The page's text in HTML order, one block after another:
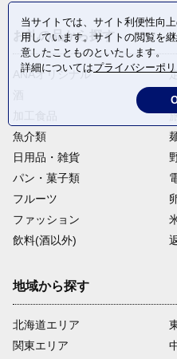
お礼の品から探す
ANAオリジナル
魚介類
日用品・雑貨
パン・菓子類
フルーツ
ファッション
飲料(酒以外)
地域から探す
北海道エリア
関東エリア
当サイトでは、サイト利便性向
用しています。サイトの閲覧を
意したことものといたします。
詳細についてはプライバシーポ